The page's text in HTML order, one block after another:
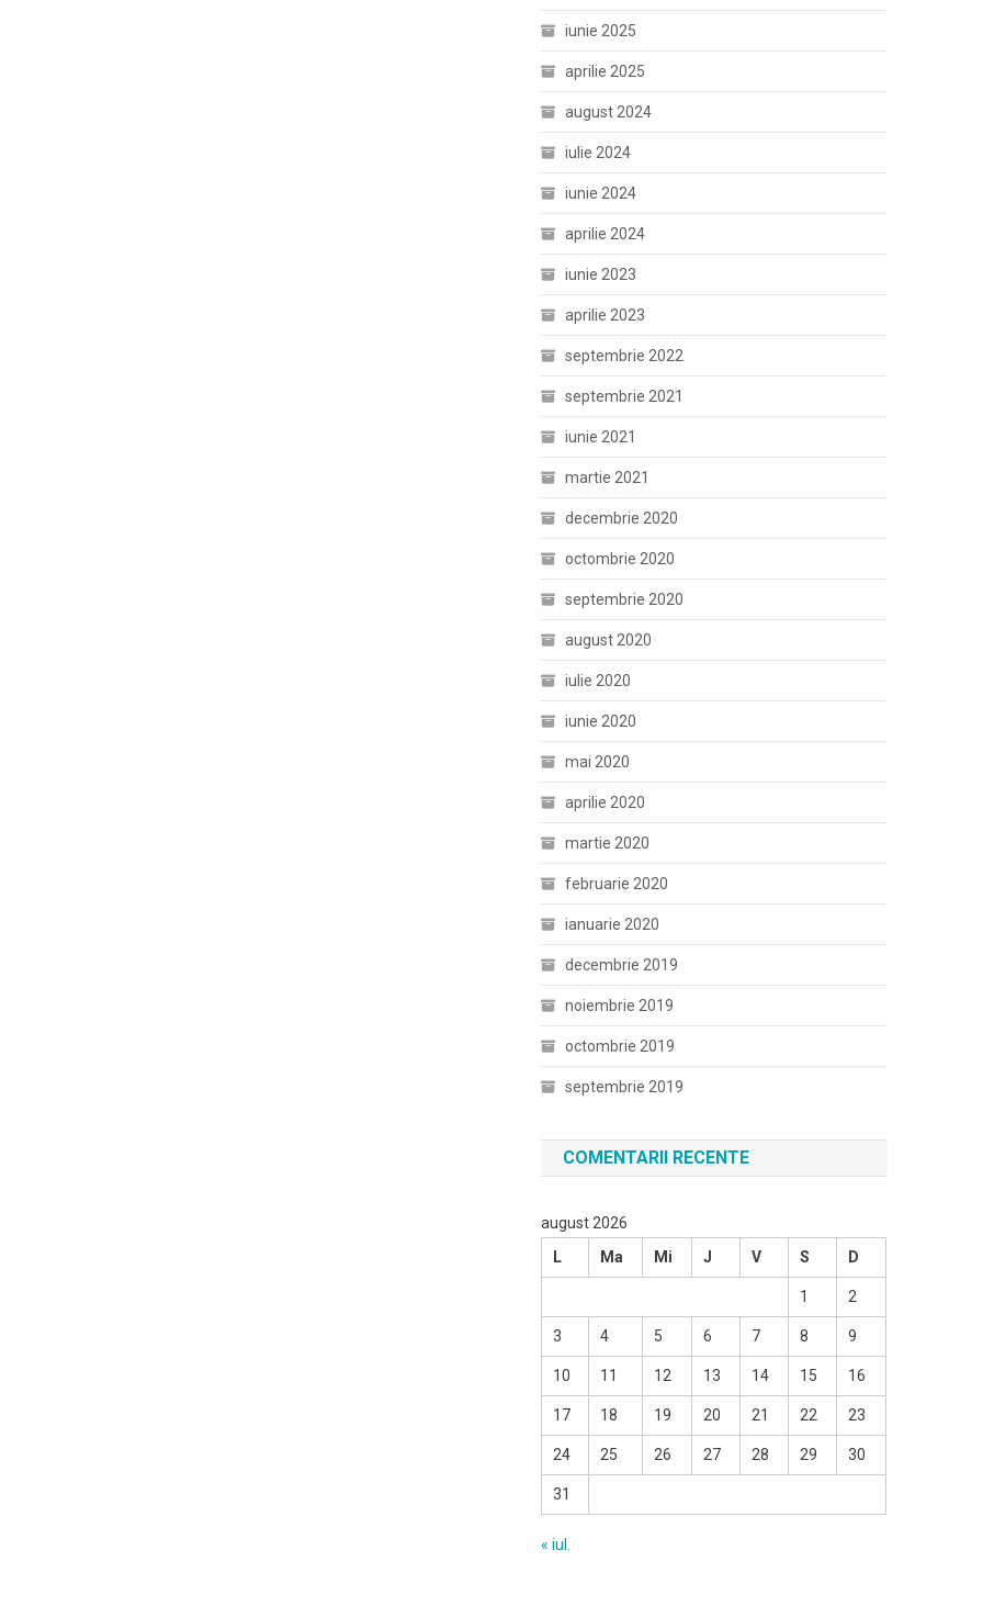
iunie 2025
aprilie 2025
august 2024
iulie 2024
iunie 2024
aprilie 2024
iunie 2023
aprilie 2023
septembrie 2022
septembrie 2021
iunie 2021
martie 2021
decembrie 2020
octombrie 2020
septembrie 2020
august 2020
iulie 2020
iunie 2020
mai 2020
aprilie 2020
martie 2020
februarie 2020
ianuarie 2020
decembrie 2019
noiembrie 2019
octombrie 2019
septembrie 2019
COMENTARII RECENTE
august 2026
L
Ma Mi J V S D
1 2
3 4 5 6 7 8 9
10 11 12 13 14 15 16
17 18 19 20 21 22 23
24 25 26 27 28 29 30
31
« iul.